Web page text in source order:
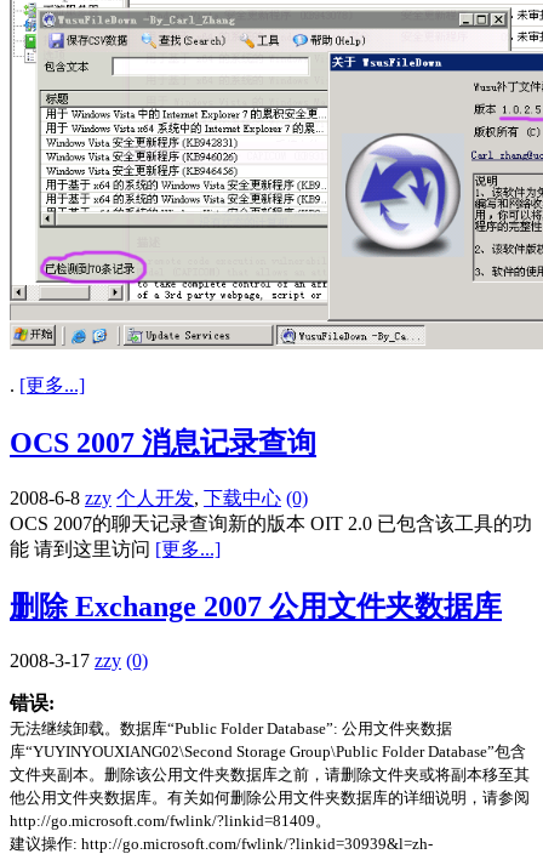
. [更多...]
OCS 2007 消息记录查询
2008-6-8 zzy 个人开发, 下载中心 (0)
OCS 2007的聊天记录查询新的版本 OIT 2.0 已包含该工具的功
能 请到这里访问 [更多...]
删除 Exchange 2007 公用文件夹数据库
2008-3-17 zzy (0)
错误:
无法继续卸载。数据库“Public Folder Database”: 公用文件夹数据
库“YUYINYOUXIANG02\Second Storage Group\Public Folder Database”包含
文件夹副本。删除该公用文件夹数据库之前，请删除文件夹或将副本移至其
他公用文件夹数据库。有关如何删除公用文件夹数据库的详细说明，请参阅
http://go.microsoft.com/fwlink/?linkid=81409。
建议操作: http://go.microsoft.com/fwlink/?linkid=30939&l=zh-